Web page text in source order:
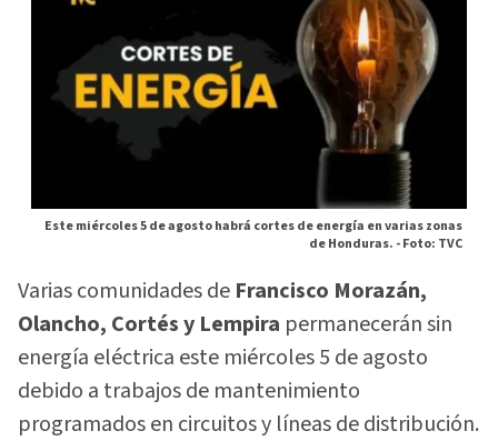
Este miércoles 5 de agosto habrá cortes de energía en varias zonas
de Honduras. -Foto: TVC
Varias comunidades de Francisco Morazán,
Olancho, Cortés y Lempira permanecerán sin
energía eléctrica este miércoles 5 de agosto
debido a trabajos de mantenimiento
programados en circuitos y líneas de distribución.